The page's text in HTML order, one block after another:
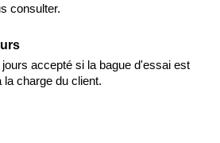
consulter.
accepté si la bague d'essai est
la charge du client.